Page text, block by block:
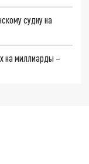
судну на
на миллиарды –